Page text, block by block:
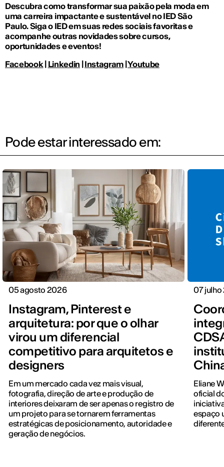
Descubra como transformar sua paixão pela moda em
uma carreira impactante e sustentável no IED São
Paulo. Siga o IED em suas redes sociais favoritas e
acompanhe outras novidades sobre cursos,
oportunidades e eventos!
Facebook| Linkedin |Instagram |Youtube
Pode estar interessado em:
05 agosto 2026
Instagram, Pinterest e
arquitetura: por que o olhar
virou um diferencial
competitivo para arquitetos e
designers
Em um mercado cada vez mais visual,
fotografia, direção de arte e produção de
interiores deixaram de ser apenas o registro de
um projeto para se tornarem ferramentas
estratégicas de posicionamento, autoridade e
geração de negócios.
07
Eliane
oficial
espaço